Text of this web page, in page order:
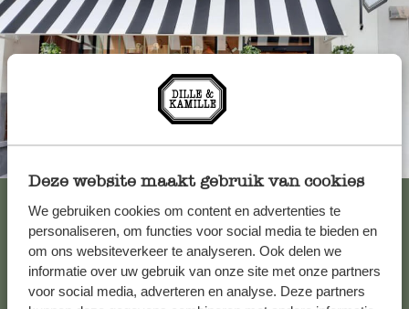
Deze website maakt gebruik van cookies
We gebruiken cookies om content en advertenties te
personaliseren, om functies voor social media te bieden en
om ons websiteverkeer te analyseren. Ook delen we
informatie over uw gebruik van onze site met onze partners
voor social media, adverteren en analyse. Deze partners
Service clientèle